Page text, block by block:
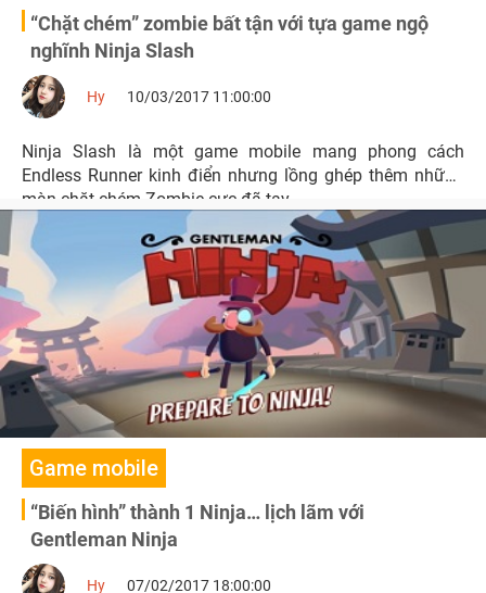
“Chặt chém” zombie bất tận với tựa game ngộ
nghĩnh Ninja Slash
Hy 10/03/2017 11:00:00
Ninja Slash là một game mobile mang phong cách
Endless Runner kinh điển nhưng lồng ghép thêm những
màn chặt chém Zombie cực đã tay.
Game mobile
“Biến hình” thành 1 Ninja… lịch lãm với
Gentleman Ninja
Hy 07/02/2017 18:00:00